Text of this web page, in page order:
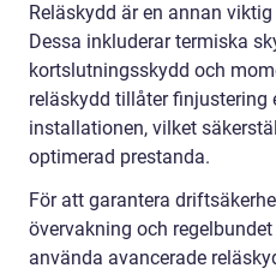
Reläskydd är en annan
Dessa inkluderar termiska
kortslutningsskydd och
reläskydd tillåter finjustering
installationen, vilket
optimerad prestanda.
För att garantera
övervakning och
använda avancerade